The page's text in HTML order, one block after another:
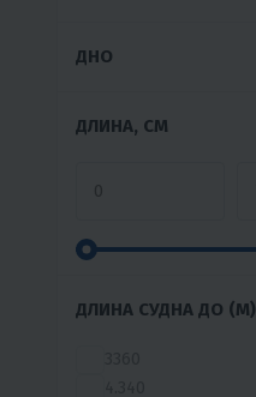
ORCA
PATRIOT
RIVERBOATS
ДНО
ДЛИНА, СМ
ДЛИНА СУДНА ДО (М)